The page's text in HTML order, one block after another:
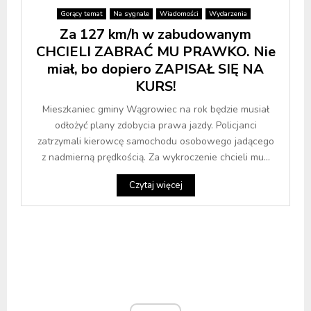
Gorący temat Na sygnale Wiadomości Wydarzenia
Za 127 km/h w zabudowanym
CHCIELI ZABRAĆ MU PRAWKO. Nie
miał, bo dopiero ZAPISAŁ SIĘ NA
KURS!
Mieszkaniec gminy Wągrowiec na rok będzie musiał
odłożyć plany zdobycia prawa jazdy. Policjanci
zatrzymali kierowcę samochodu osobowego jadącego
z nadmierną prędkością. Za wykroczenie chcieli mu...
Czytaj więcej